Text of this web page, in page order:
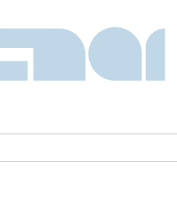
CNAI
Idiomas